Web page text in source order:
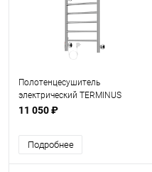
Полотенцесушитель
электрический TERMINUS
Классик П 6 450х650 левый
11 050 ₽
Подробнее